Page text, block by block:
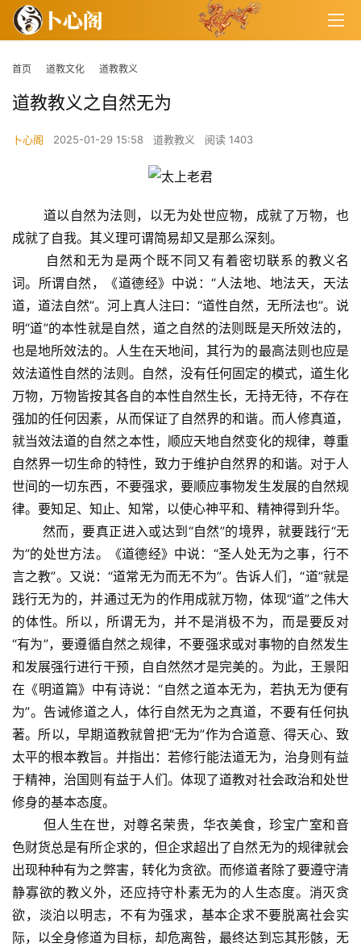
首页 道教文化 道教教义
道教教义之自然无为
卜心阁 2025-01-29 15:58 道教教义 阅读 1403
道以自然为法则，以无为处世应物，成就了万物，也
成就了自我。其义理可谓简易却又是那么深刻。
自然和无为是两个既不同又有着密切联系的教义名
词。所谓自然，《道德经》中说：“人法地、地法天，天法
道，道法自然”。河上真人注曰：“道性自然，无所法也”。说
明“道”的本性就是自然，道之自然的法则既是天所效法的，
也是地所效法的。人生在天地间，其行为的最高法则也应是
效法道性自然的法则。自然，没有任何固定的模式，道生化
万物，万物皆按其各自的本性自然生长，无持无待，不存在
强加的任何因素，从而保证了自然界的和谐。而人修真道，
就当效法道的自然之本性，顺应天地自然变化的规律，尊重
自然界一切生命的特性，致力于维护自然界的和谐。对于人
世间的一切东西，不要强求，要顺应事物发生发展的自然规
律。要知足、知止、知常，以使心神平和、精神得到升华。
然而，要真正进入或达到“自然”的境界，就要践行“无
为”的处世方法。《道德经》中说：“圣人处无为之事，行不
言之教”。又说：“道常无为而无不为”。告诉人们，“道”就是
践行无为的，并通过无为的作用成就万物，体现“道”之伟大
的体性。所以，所谓无为，并不是消极不为，而是要反对
“有为”，要遵循自然之规律，不要强求或对事物的自然发生
和发展强行进行干预，自自然然才是完美的。为此，王景阳
在《明道篇》中有诗说：“自然之道本无为，若执无为便有
为”。告诫修道之人，体行自然无为之真道，不要有任何执
著。所以，早期道教就曾把“无为”作为合道意、得天心、致
太平的根本教旨。并指出：若修行能法道无为，治身则有益
于精神，治国则有益于人们。体现了道教对社会政治和处世
修身的基本态度。
但人生在世，对尊名荣贵，华衣美食，珍宝广室和音
色财货总是有所企求的，但企求超出了自然无为的规律就会
出现种种有为之弊害，转化为贪欲。而修道者除了要遵守清
静寡欲的教义外，还应持守朴素无为的人生态度。消灭贪
欲，淡泊以明志，不有为强求，基本企求不要脱离社会实
际，以全身修道为目标，却危离咎，最终达到忘其形骸，无